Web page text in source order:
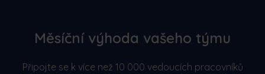
Měsíční výhoda vašeho týmu
Připojte se k více než 10 000 vedoucích pracovníků